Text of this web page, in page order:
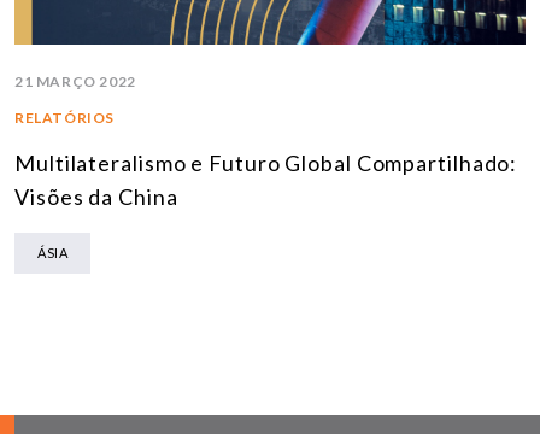
21 MARÇO 2022
RELATÓRIOS
Multilateralismo e Futuro Global Compartilhado:
Visões da China
ÁSIA